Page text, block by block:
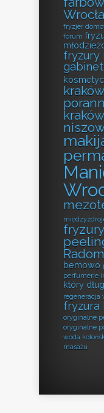
fryzjer
forum
fryzury
kraków
fryzury
Radom
bemowo
perfumerie
który
regeneracja
fryzura
oryginalne
oryginalne
woda
masażu